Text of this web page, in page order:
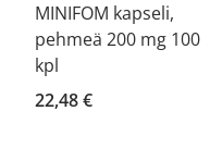
MINIFOM kapseli,
pehmeä 200 mg 100
kpl
22,48 €